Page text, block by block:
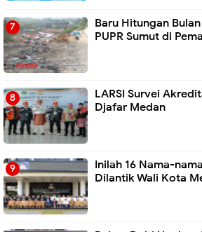
Baru Hitungan
PUPR Sumut di
LARSI Survei
Djafar Medan
Inilah 16 Nama-
Dilantik Wali Kota